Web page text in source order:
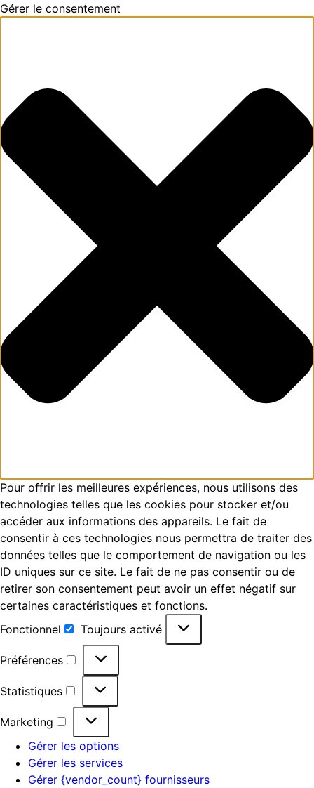
Gérer le consentement
Pour offrir les meilleures expériences, nous utilisons des
technologies telles que les cookies pour stocker et/ou
accéder aux informations des appareils. Le fait de
consentir à ces technologies nous permettra de traiter des
données telles que le comportement de navigation ou les
ID uniques sur ce site. Le fait de ne pas consentir ou de
retirer son consentement peut avoir un effet négatif sur
certaines caractéristiques et fonctions.
Fonctionnel
Toujours activé
Préférences
Statistiques
Marketing
Gérer les options
Gérer les services
Gérer {vendor_count} fournisseurs